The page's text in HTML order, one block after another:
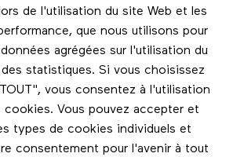
de l'utilisation du site Web et les
que nous utilisons pour
agrégées sur l'utilisation du
statistiques. Si vous choisissez
TOUT", vous consentez à l'utilisation
cookies. Vous pouvez accepter et
types de cookies individuels et
consentement pour l'avenir à tout
Les éditions Esse
Instagram
Facebook
Nous contacter